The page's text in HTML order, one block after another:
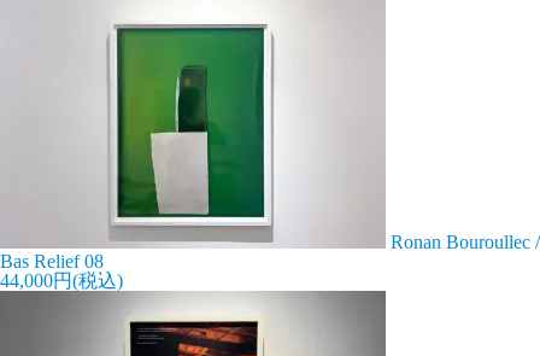
Ronan Bouroullec /
Bas Relief 08
44,000円(税込)